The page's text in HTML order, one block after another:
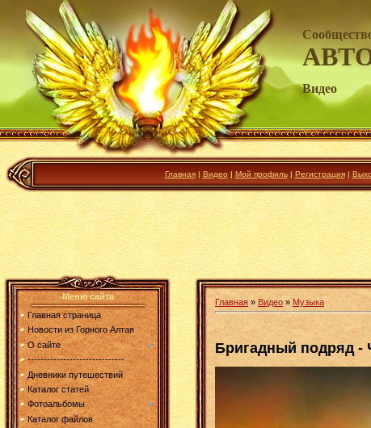
Видео
Главная| Видео| Мой профиль| Регистрация|
Меню сайта
Главная страница
Новости из Горного Алтая
О сайте
------------------------------
Дневники путешествий
Каталог статей
Фотоальбомы
Каталог файлов
Главная » Видео» Музыка
Бригадный подряд -